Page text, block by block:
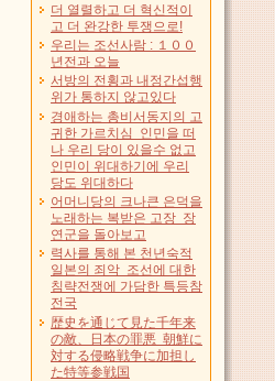
더 열렬하고 더 혁신적이
고 더 완강한 투쟁으로!
우리는 조선사람 : １００
년전과 오늘
서방의 전횡과 내정간섭행
위가 통하지 않고있다
경애하는 총비서동지의 고
귀한 가르치심 인민을 떠
나 우리 당이 있을수 없고
인민이 위대하기에 우리
당도 위대하다
어머니당의 크나큰 은덕을
노래하는 복받은 고장 장
연군을 돌아보고
력사를 통해 본 천년숙적
일본의 죄악 조선에 대한
침략전쟁에 가담한 특등참
전국
歴史を通じて見た千年来
の敵、日本の罪悪 朝鮮に
対する侵略戦争に加担し
た特等参戦国